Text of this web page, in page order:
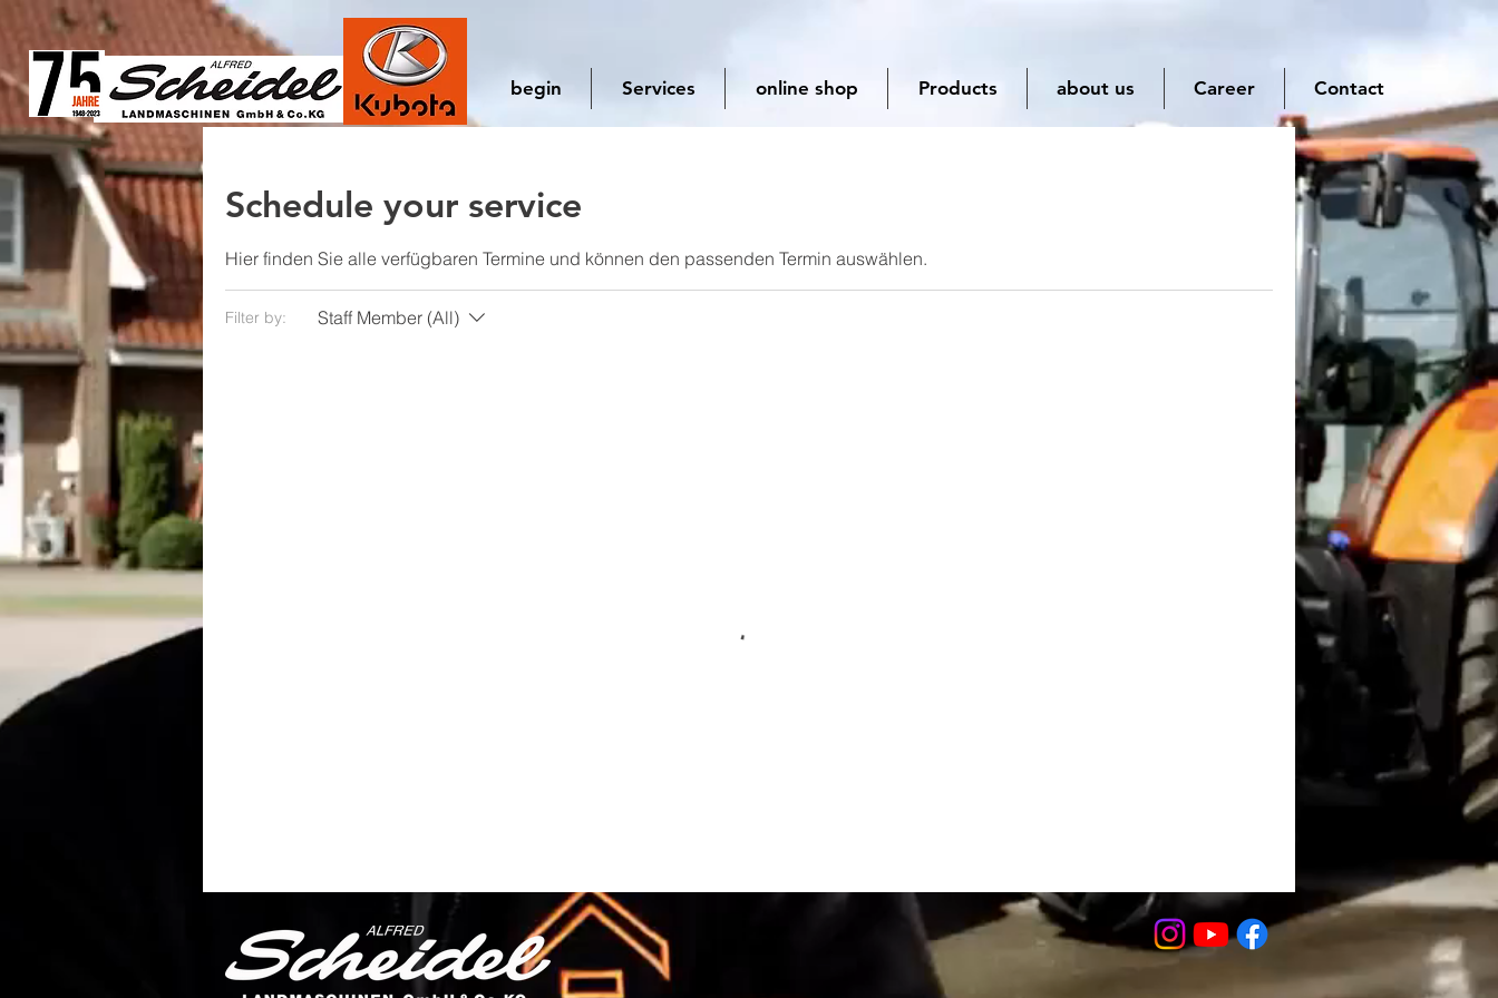
1825670457650685
begin Services online shop Products about us Career Contact
Schedule your service
Hier finden Sie alle verfügbaren Termine und können den passenden Termin auswählen.
Filter by: Staff Member (All)